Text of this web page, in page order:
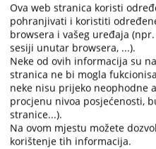
Naziv
Općinski sud u Kiseljaku
Naziv institucije:
Općinski sud u
Adresa:
Žrtava domovinskog rata 9,
Telefon:
030 879 331, 030 879 381,
Telefaks:
030 877 424
Adresa elektronske pošte:
Web stranica:
https://opsud-
Ova web stranica koristi
pohranjivati i koristiti
browsera i vašeg uređaja
sesiji unutar browsera, ...).
Neke od ovih informacija su
stranica ne bi mogla
neke nisu prijeko neophodne
procjenu nivoa posjećenosti,
stranice...).
Na ovom mjestu možete
korištenje tih informacija.